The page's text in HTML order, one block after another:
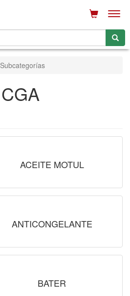
Subcategorías
CGA
ACEITE MOTUL
ANTICONGELANTE
BATER